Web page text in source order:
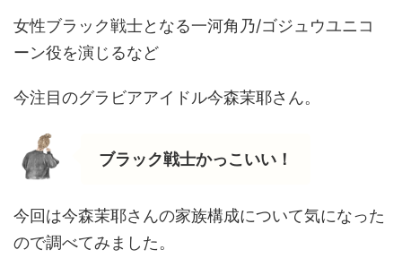
女性ブラック戦士となる一河角乃/ゴジュウユニコ
ーン役を演じるなど
今注目のグラビアアイドル今森茉耶さん。
ブラック戦士かっこいい！
今回は今森茉耶さんの家族構成について気になった
ので調べてみました。